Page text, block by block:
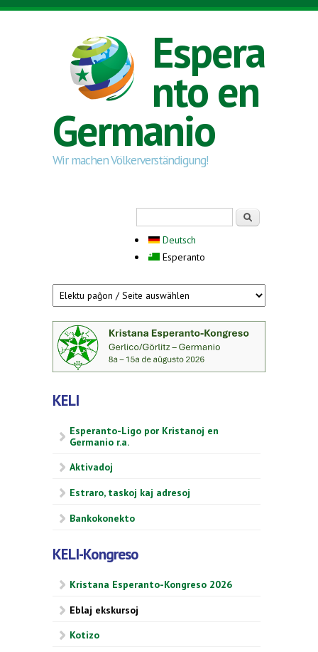
Skip to main content
Espera
nto en
Germanio
Wir machen Völkerverständigung!
Deutsch
Esperanto
KELI
Esperanto-Ligo por Kristanoj en
Germanio r.a.
Aktivadoj
Estraro, taskoj kaj adresoj
Bankokonekto
KELI-Kongreso
Kristana Esperanto-Kongreso 2026
Eblaj ekskursoj
Kotizo